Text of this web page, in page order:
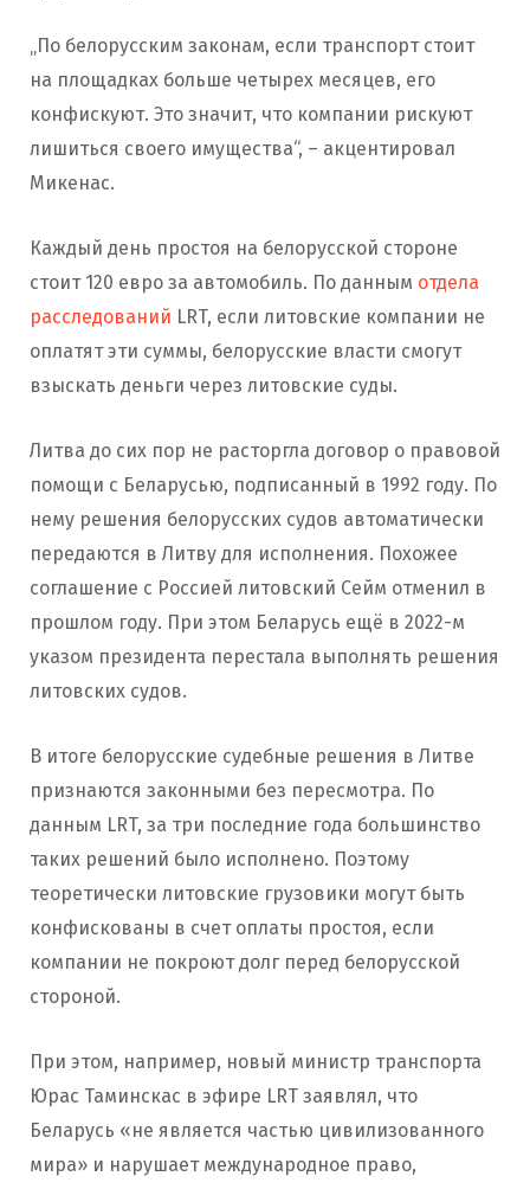
„По белорусским законам, если транспорт стоит
на площадках больше четырех месяцев, его
конфискуют. Это значит, что компании рискуют
лишиться своего имущества“, – акцентировал
Микенас.
Каждый день простоя на белорусской стороне
стоит 120 евро за автомобиль. По данным отдела
расследований LRT, если литовские компании не
оплатят эти суммы, белорусские власти смогут
взыскать деньги через литовские суды.
Литва до сих пор не расторгла договор о правовой
помощи с Беларусью, подписанный в 1992 году. По
нему решения белорусских судов автоматически
передаются в Литву для исполнения. Похожее
соглашение с Россией литовский Сейм отменил в
прошлом году. При этом Беларусь ещё в 2022-м
указом президента перестала выполнять решения
литовских судов.
В итоге белорусские судебные решения в Литве
признаются законными без пересмотра. По
данным LRT, за три последние года большинство
таких решений было исполнено. Поэтому
теоретически литовские грузовики могут быть
конфискованы в счет оплаты простоя, если
компании не покроют долг перед белорусской
стороной.
При этом, например, новый министр транспорта
Юрас Таминскас в эфире LRT заявлял, что
Беларусь «не является частью цивилизованного
мира» и нарушает международное право,